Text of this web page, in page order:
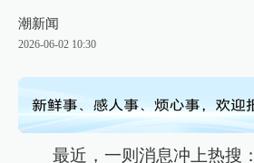
潮新闻
2026-06-02 10:30
最近，一则消息冲上热搜